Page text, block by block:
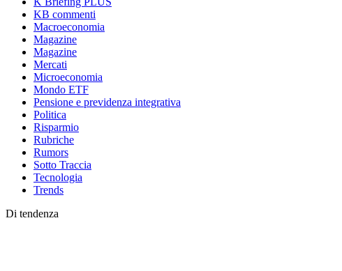
KB commenti
Macroeconomia
Magazine
Magazine
Mercati
Microeconomia
Mondo ETF
Pensione e previdenza integrativa
Politica
Risparmio
Rubriche
Rumors
Sotto Traccia
Tecnologia
Trends
Di tendenza